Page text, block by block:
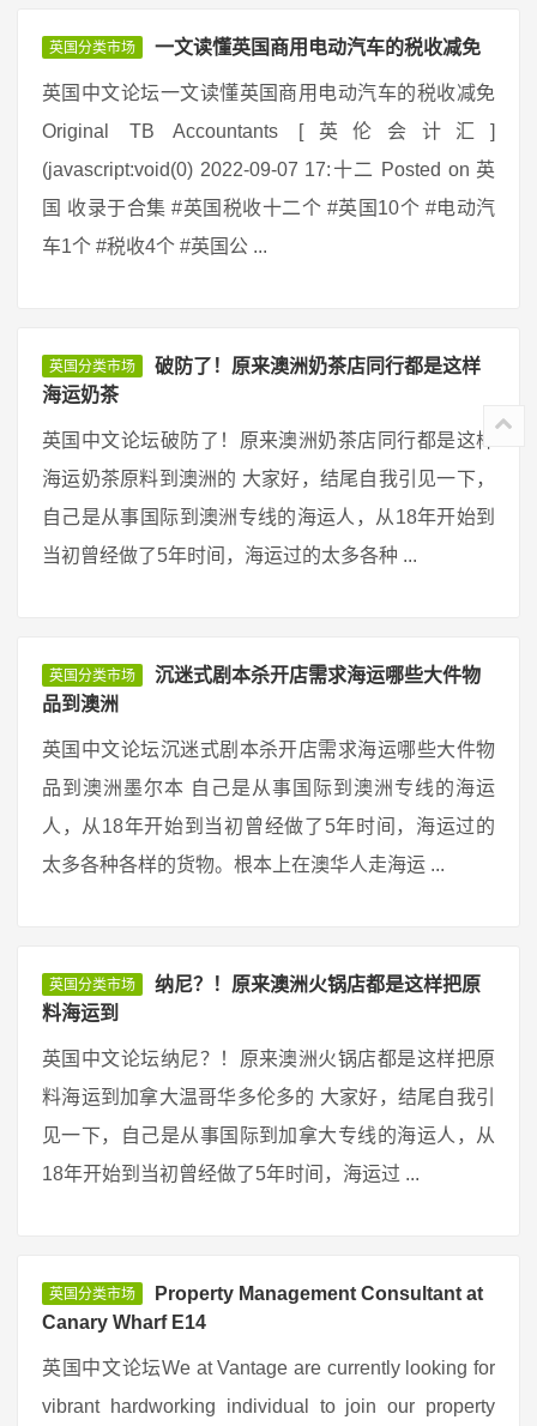
英国分类市场 一文读懂英国商用电动汽车的税收减免
英国中文论坛一文读懂英国商用电动汽车的税收减免
Original TB Accountants [英伦会计汇]
(javascript:void(0) 2022-09-07 17:十二 Posted on 英
国 收录于合集 #英国税收十二个 #英国10个 #电动汽
车1个 #税收4个 #英国公 ...
英国分类市场
破防了！原来澳洲奶茶店同行都是这样
海运奶茶
英国中文论坛破防了！原来澳洲奶茶店同行都是这样
海运奶茶原料到澳洲的 大家好，结尾自我引见一下，
自己是从事国际到澳洲专线的海运人，从18年开始到
当初曾经做了5年时间，海运过的太多各种 ...
英国分类市场
沉迷式剧本杀开店需求海运哪些大件物
品到澳洲
英国中文论坛沉迷式剧本杀开店需求海运哪些大件物
品到澳洲墨尔本 自己是从事国际到澳洲专线的海运
人，从18年开始到当初曾经做了5年时间，海运过的
太多各种各样的货物。根本上在澳华人走海运 ...
英国分类市场
纳尼？！原来澳洲火锅店都是这样把原
料海运到
英国中文论坛纳尼？！原来澳洲火锅店都是这样把原
料海运到加拿大温哥华多伦多的 大家好，结尾自我引
见一下，自己是从事国际到加拿大专线的海运人，从
18年开始到当初曾经做了5年时间，海运过 ...
英国分类市场
Property Management Consultant at
Canary Wharf E14
英国中文论坛We at Vantage are currently looking for
vibrant hardworking individual to join our property